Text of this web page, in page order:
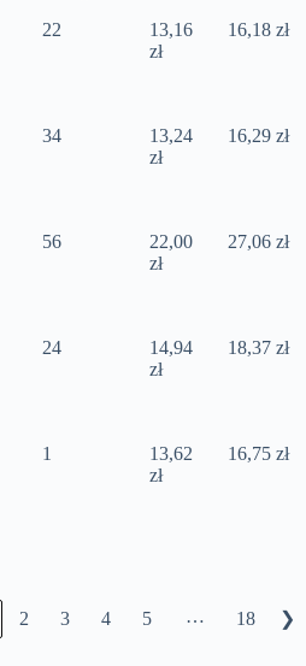
22
13,16
zł
16,18 zł
34
13,24
zł
16,29 zł
56
22,00
zł
27,06 zł
24
14,94
zł
18,37 zł
1
13,62
zł
16,75 zł
2 3 4 5 … 18 ❯